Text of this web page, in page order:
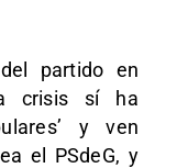
partido en
crisis sí ha
y ven
el PSdeG, y